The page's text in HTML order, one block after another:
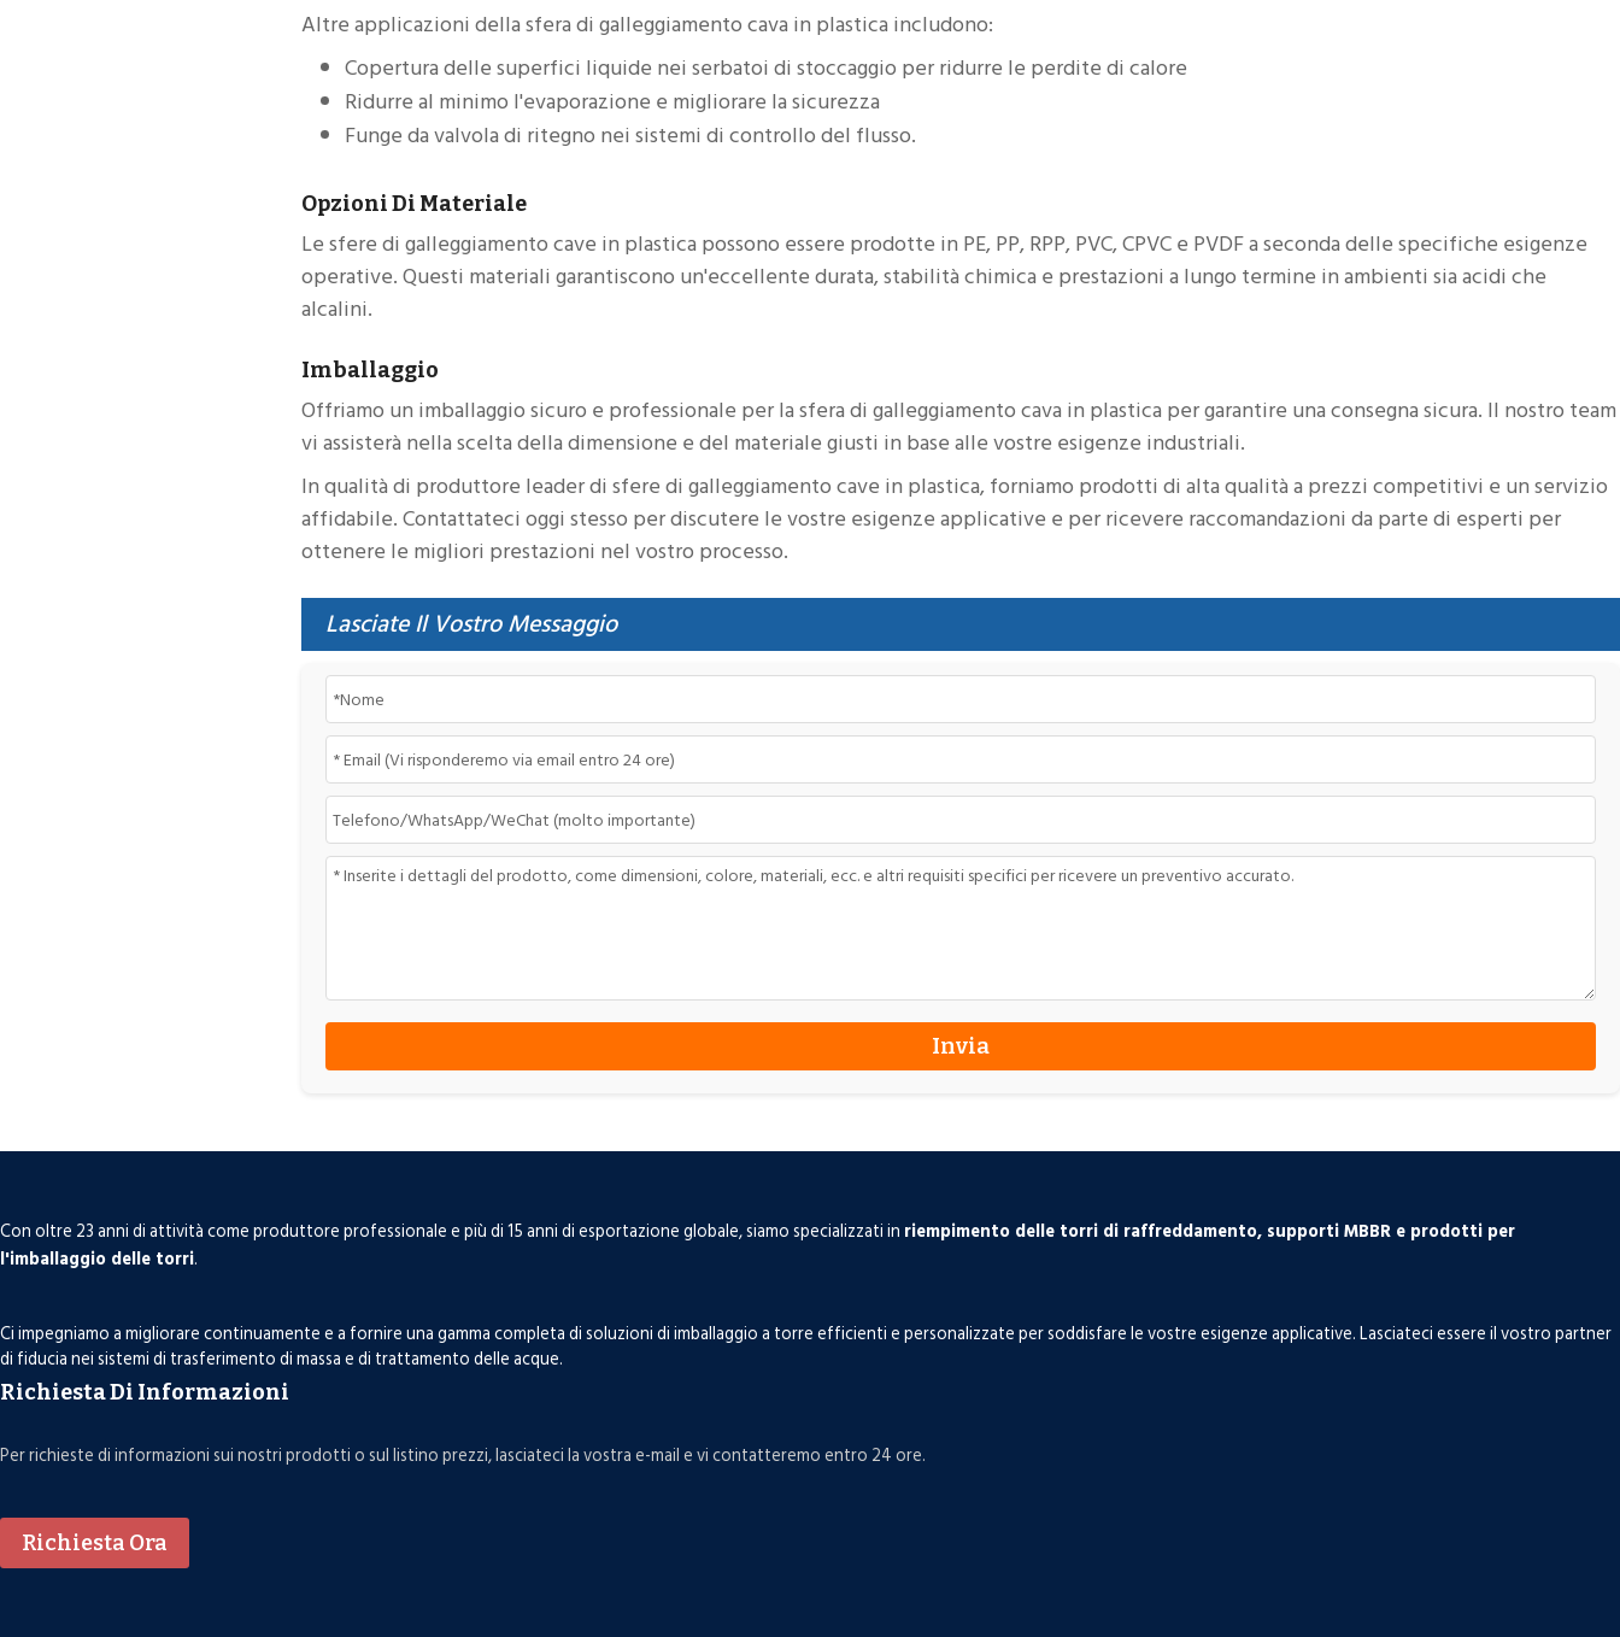
Altre applicazioni della sfera di galleggiamento cava in plastica includono:
Copertura delle superfici liquide nei serbatoi di stoccaggio per ridurre le perdite di calore
Ridurre al minimo l'evaporazione e migliorare la sicurezza
Funge da valvola di ritegno nei sistemi di controllo del flusso.
Opzioni Di Materiale
Le sfere di galleggiamento cave in plastica possono essere prodotte in PE, PP, RPP, PVC, CPVC e PVDF a seconda delle specifiche esigenze
operative. Questi materiali garantiscono un'eccellente durata, stabilità chimica e prestazioni a lungo termine in ambienti sia acidi che
alcalini.
Imballaggio
Offriamo un imballaggio sicuro e professionale per la sfera di galleggiamento cava in plastica per garantire una consegna sicura. Il nostro team
vi assisterà nella scelta della dimensione e del materiale giusti in base alle vostre esigenze industriali.
In qualità di produttore leader di sfere di galleggiamento cave in plastica, forniamo prodotti di alta qualità a prezzi competitivi e un servizio
affidabile. Contattateci oggi stesso per discutere le vostre esigenze applicative e per ricevere raccomandazioni da parte di esperti per
ottenere le migliori prestazioni nel vostro processo.
Lasciate Il Vostro Messaggio
Con oltre 23 anni di attività come produttore professionale e più di 15 anni di esportazione globale, siamo specializzati in riempimento delle torri di raffreddamento, supporti MBBR e prodotti per
l'imballaggio delle torri.
Ci impegniamo a migliorare continuamente e a fornire una gamma completa di soluzioni di imballaggio a torre efficienti e personalizzate per soddisfare le vostre esigenze applicative. Lasciateci essere il vostro partner
di fiducia nei sistemi di trasferimento di massa e di trattamento delle acque.
Richiesta Di Informazioni
Per richieste di informazioni sui nostri prodotti o sul listino prezzi, lasciateci la vostra e-mail e vi contatteremo entro 24 ore.
Richiesta Ora